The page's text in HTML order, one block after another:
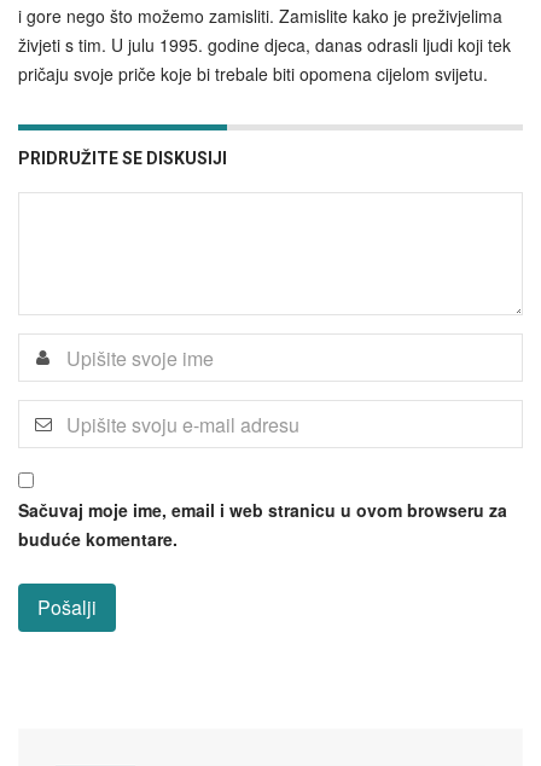
i gore nego što možemo zamisliti. Zamislite kako je preživjelima
živjeti s tim. U julu 1995. godine djeca, danas odrasli ljudi koji tek
pričaju svoje priče koje bi trebale biti opomena cijelom svijetu.
PRIDRUŽITE SE DISKUSIJI
Sačuvaj moje ime, email i web stranicu u ovom browseru za
buduće komentare.